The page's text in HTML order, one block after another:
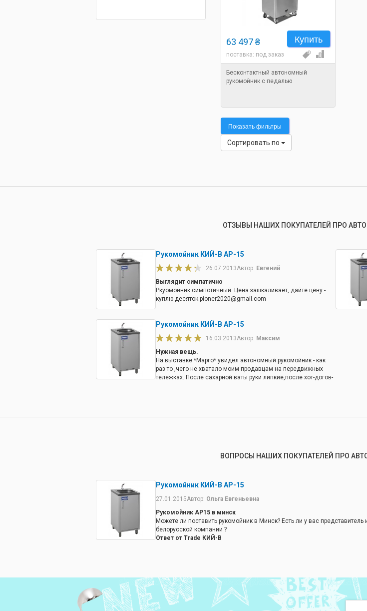
Купить
63 497 ₴
поставка: под заказ
Бесконтактный автономный
рукомойник с педалью
Показать фильтры
Сортировать по
ОТЗЫВЫ НАШИХ ПОКУПАТЕЛЕЙ ПРО
Рукомойник КИЙ-В АР-15
26.07.2013Автор: Евгений
Выглядит симпатично
Ркуомойник симпотичный. Цена зашкаливает, дайте цену -
куплю десяток pioner2020@gmail.com
Рукомойник КИЙ-В АР-15
16.03.2013Автор: Максим
Нужная вещь.
На выставке *Марго* увидел автономный рукомойник - как
раз то ,чего не хватало моим продавцам на передвижных
тележках. После сахарной ваты руки липкие,после хот-догов-
ВОПРОСЫ НАШИХ ПОКУПАТЕЛЕЙ ПРО
Рукомойник КИЙ-В АР-15
27.01.2015Автор: Ольга Евгеньевна
Рукомойник АР15 в минск
Можете ли поставить рукомойник в Минск? Есть ли у вас
белорусской компании ?
Ответ от Trade КИЙ-В